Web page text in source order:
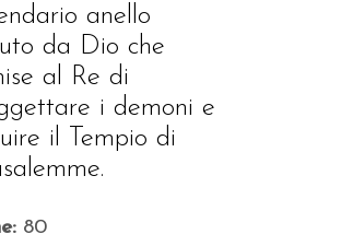
anello
da Dio che
al Re di
i demoni e
il Tempio di
80